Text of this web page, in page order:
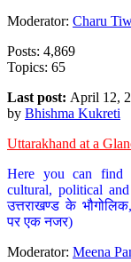
Moderator: Charu
Posts: 4,869
Topics: 65
Last post: April 12,
by Bhishma Kukreti
Uttarakhand at a
Here you can find
cultural, political
उत्तराखण्ड के
पर एक नजर)
Moderator: Meena